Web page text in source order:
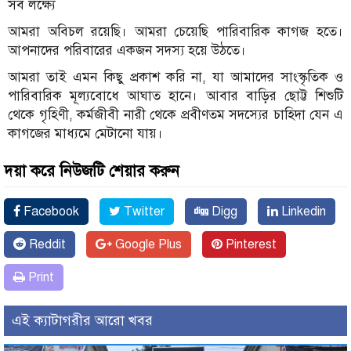
সব লক্ষ্যে
আমরা অবিচল রয়েছি। আমরা চেয়েছি পারিবারিক কাগজ হতে।
আপনাদের পরিবারের একজন সদস্য হয়ে উঠতে।
আমরা তাই এমন কিছু প্রকাশ করি না, যা আমাদের সাংস্কৃতিক ও
পারিবারিক মূল্যবোধে আঘাত হানে। আবার বাড়ির ছোট্ট শিশুটি
থেকে গৃহিণী, কর্মজীবী নারী থেকে প্রবীণতম সদস্যের চাহিদা যেন এ
কাগজের মাধ্যমে মেটানো যায়।
দয়া করে নিউজটি শেয়ার করুন
Facebook Twitter Digg Linkedin
Reddit Google Plus Pinterest
Print
এই ক্যাটাগরীর আরো খবর